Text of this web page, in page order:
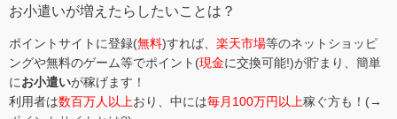
お小遣いが増えたらしたいことは？
ポイントサイトに登録(無料)すれば、 楽天市場等のネットショッピ
ングや無料のゲーム等でポイント(現金に交換可能!)が貯まり、簡単
にお小遣いが稼げます！
利用者は数百万人以上おり、中には毎月100万円以上稼ぐ方も！(→